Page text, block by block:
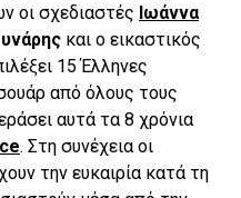
οι σχεδιαστές Ιωάννα
και ο εικαστικός
15 Έλληνες
από όλους τους
αυτά τα 8 χρόνια
. Στη συνέχεια οι
την ευκαιρία κατά τη